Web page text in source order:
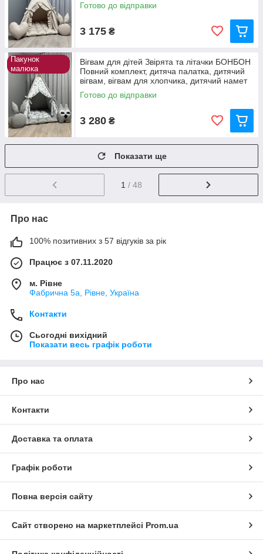
Готово до відправки
3 175 ₴
Пакунок
малюка
Вігвам для дітей Звірята та літачки БОНБОН
Повний комплект, дитяча палатка, дитячий
вігвам, вігвам для хлопчика, дитячий намет
Готово до відправки
3 280 ₴
Показати ще
1 / 48
Про нас
100% позитивних з 57 відгуків за рік
Працює з 07.11.2020
м. Рівне
Фабрична 5а, Рівне, Україна
Контакти
Сьогодні вихідний
Показати весь графік роботи
Про нас
Контакти
Доставка та оплата
Графік роботи
Повна версія сайту
Сайт створено на маркетплейсі Prom.ua